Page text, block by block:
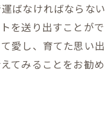
ばなければならな
を送り出すことが
愛し、育てた思い
てみることをお勧め